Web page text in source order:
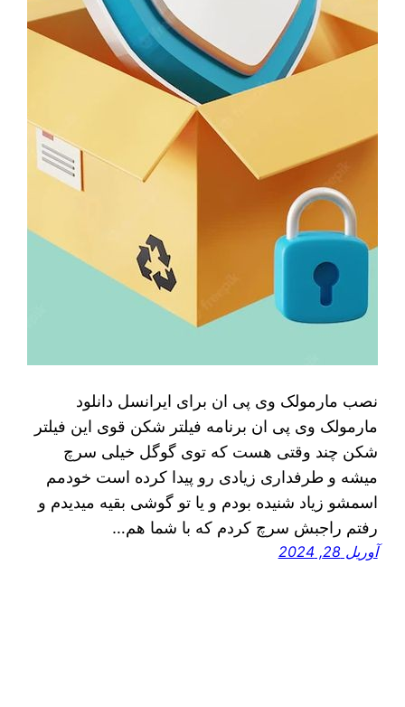
نصب مارمولک وی پی ان برای ایرانسل دانلود
مارمولک وی پی ان برنامه فیلتر شکن قوی این فیلتر
شکن چند وقتی هست که توی گوگل خیلی سرچ
میشه و طرفداری زیادی رو پیدا کرده است خودمم
اسمشو زیاد شنیده بودم و یا تو گوشی بقیه میدیدم و
رفتم راجبش سرچ کردم که با شما هم…
آوریل 28, 2024